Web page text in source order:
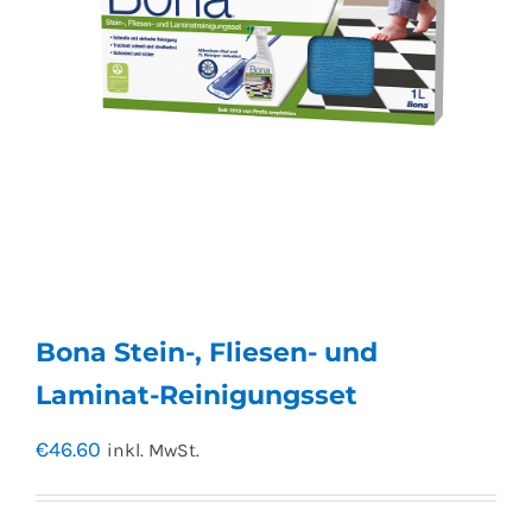
Bona Stein-, Fliesen- und
Laminat-Reinigungsset
€46.60 inkl. MwSt.